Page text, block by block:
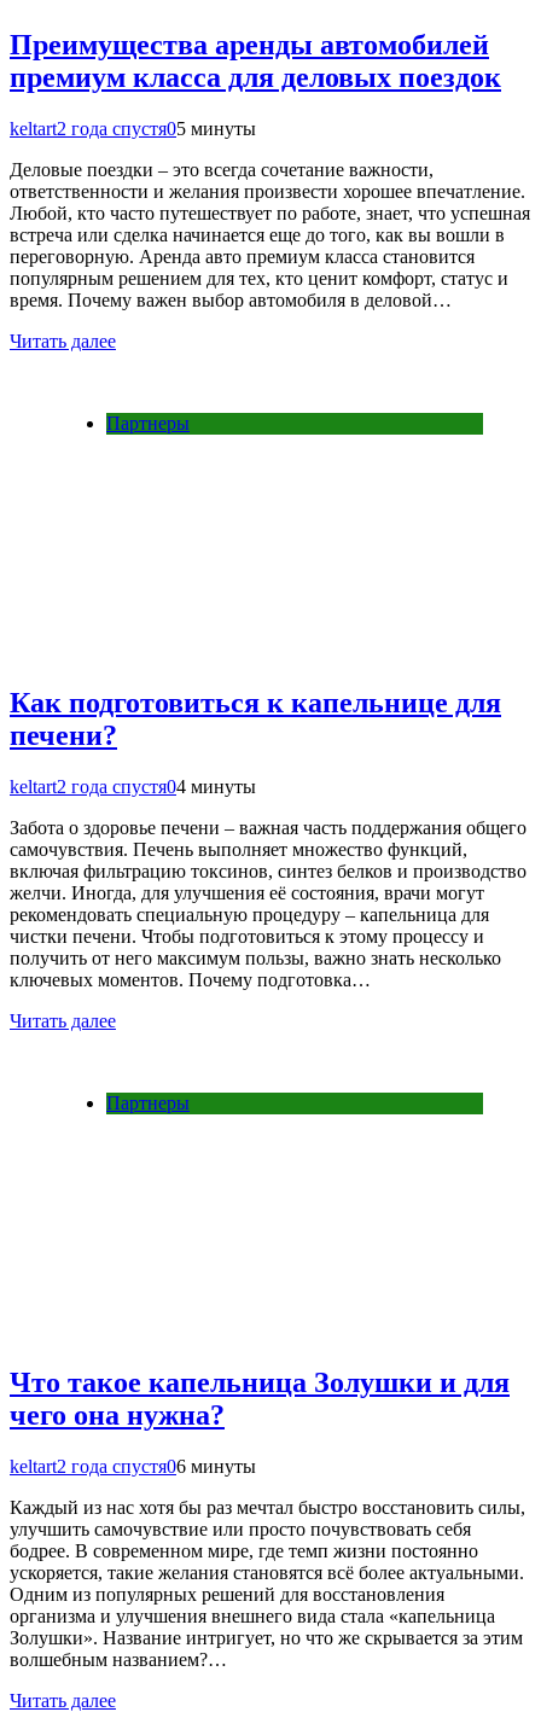
Преимущества аренды автомобилей
премиум класса для деловых поездок
keltart2 года спустя05 минуты
Деловые поездки – это всегда сочетание важности,
ответственности и желания произвести хорошее впечатление.
Любой, кто часто путешествует по работе, знает, что успешная
встреча или сделка начинается еще до того, как вы вошли в
переговорную. Аренда авто премиум класса становится
популярным решением для тех, кто ценит комфорт, статус и
время. Почему важен выбор автомобиля в деловой…
Читать далее
Партнеры
Как подготовиться к капельнице для
печени?
keltart2 года спустя04 минуты
Забота о здоровье печени – важная часть поддержания общего
самочувствия. Печень выполняет множество функций,
включая фильтрацию токсинов, синтез белков и производство
желчи. Иногда, для улучшения её состояния, врачи могут
рекомендовать специальную процедуру – капельница для
чистки печени. Чтобы подготовиться к этому процессу и
получить от него максимум пользы, важно знать несколько
ключевых моментов. Почему подготовка…
Читать далее
Партнеры
Что такое капельница Золушки и для
чего она нужна?
keltart2 года спустя06 минуты
Каждый из нас хотя бы раз мечтал быстро восстановить силы,
улучшить самочувствие или просто почувствовать себя
бодрее. В современном мире, где темп жизни постоянно
ускоряется, такие желания становятся всё более актуальными.
Одним из популярных решений для восстановления
организма и улучшения внешнего вида стала «капельница
Золушки». Название интригует, но что же скрывается за этим
волшебным названием?…
Читать далее